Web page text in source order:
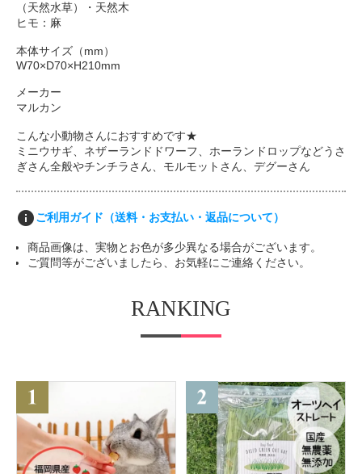
（天然水草）・天然木
ヒモ：麻
本体サイズ（mm）
W70×D70×H210mm
メーカー
マルカン
こんな小動物さんにおすすめです★
ミニウサギ、ネザーランドドワーフ、ホーランドロップなどうさ
ぎさん全般やチンチラさん、モルモットさん、デグーさん
infoご利用ガイド（送料・お支払い・返品について）
商品画像は、実物とお色が多少異なる場合がございます。
ご質問等がございましたら、お気軽にご連絡ください。
RANKING